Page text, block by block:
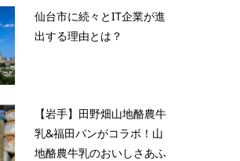
仙台市に続々とIT企業が進
出する理由とは？
【岩手】田野畑山地酪農牛
乳&福田パンがコラボ！山
地酪農牛乳のおいしさあふ